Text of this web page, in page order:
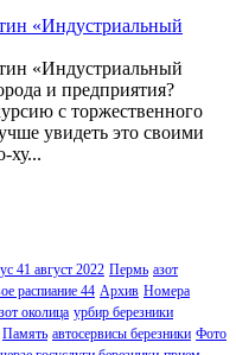
«Индустриальный
«Индустриальный
и предприятия?
с торжественного
увидеть это своими
ху...
41 август 2022 Пермь азот
распиание 44 Архив Номера
околица урбир березники
Память автосервисы березники Фото